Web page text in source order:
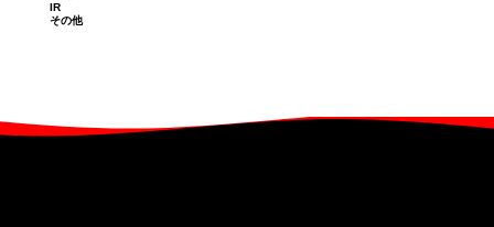
IR
その他